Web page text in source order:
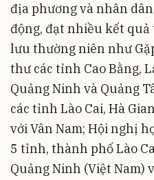
địa phương và nhân
động, đạt nhiều kết quả
lưu thường niên như
thư các tỉnh Cao Bằng,
Quảng Ninh và Quảng
các tỉnh Lào Cai, Hà
với Vân Nam; Hội nghị
5 tỉnh, thành phố Lào
Quảng Ninh (Việt Nam)